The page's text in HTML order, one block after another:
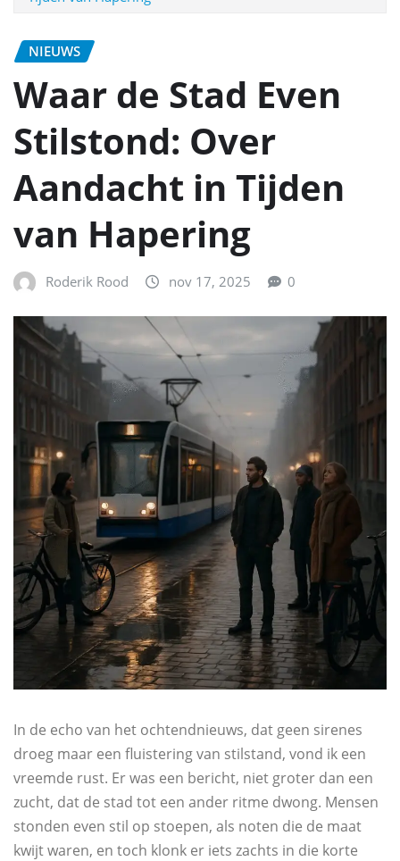
NIEUWS
Waar de Stad Even
Stilstond: Over
Aandacht in Tijden
van Hapering
Roderik Rood nov 17, 2025 0
In de echo van het ochtendnieuws, dat geen sirenes
droeg maar een fluistering van stilstand, vond ik een
vreemde rust. Er was een bericht, niet groter dan een
zucht, dat de stad tot een ander ritme dwong. Mensen
stonden even stil op stoepen, als noten die de maat
kwijt waren, en toch klonk er iets zachts in die korte